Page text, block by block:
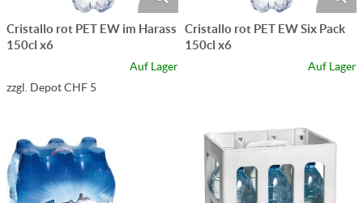
Cristallo rot PET EW im Harass
150cl x6
Auf Lager
zzgl. Depot CHF 5
Cristallo rot PET EW Six Pack
150cl x6
Auf Lager